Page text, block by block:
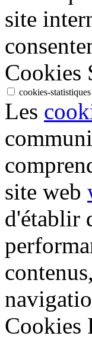
site
Cookies
cookies-statistiques
Les
site web
d'établir
Cookies